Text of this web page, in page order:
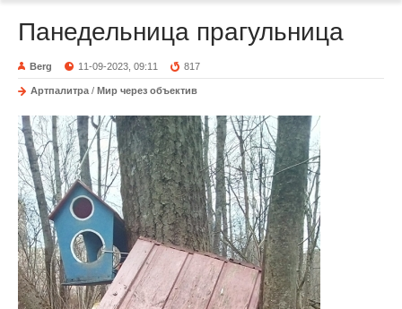
Панедельница прагульница
Berg 11-09-2023, 09:11 817
Артпалитра / Мир через объектив